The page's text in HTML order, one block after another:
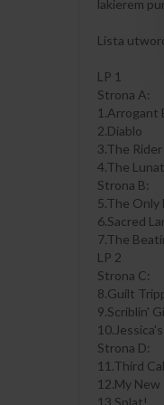
lakierem
Lista
LP 1
Strona A:
1.Arrogant
2.Diablo
3.The Rider
4.The
Strona B:
5.The Only
6.Sacred
7.The
LP 2
Strona C:
8.Guilt
9.Scriblin'
Strona D:
11.Third
12.My New
13.Splat!